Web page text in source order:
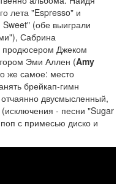
лета "Espresso" и
(обе выиграли
Сабрина
продюсером Джеком
Эми Аллен (Amy
же самое: место
брейкап-гимн
двусмысленный,
- песни "Sugar
с примесью диско и